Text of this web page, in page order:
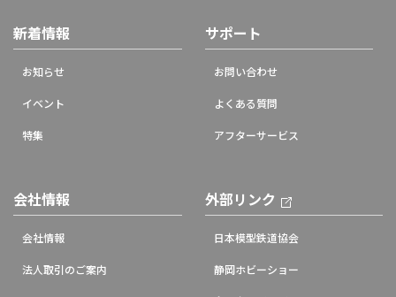
新着情報
お知らせ
イベント
特集
サポート
お問い合わせ
よくある質問
アフターサービス
会社情報
会社情報
法人取引のご案内
外部リンク
日本模型鉄道協会
静岡ホビーショー